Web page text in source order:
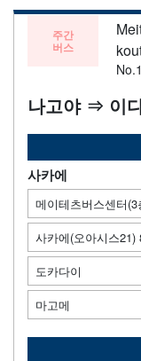
주간
버스
나고야 ⇒ 이
사카에
메이테츠버스센터
사카에(오아시스21)
도카다이
마고메